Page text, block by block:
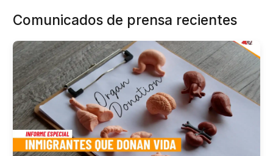
Comunicados de prensa recientes